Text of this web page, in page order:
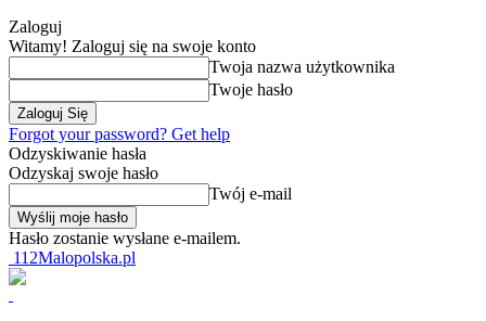
Zaloguj
Witamy! Zaloguj się na swoje konto
Twoja nazwa użytkownika
Twoje hasło
Forgot your password? Get help
Odzyskiwanie hasła
Odzyskaj swoje hasło
Twój e-mail
Hasło zostanie wysłane e-mailem.
112Malopolska.pl